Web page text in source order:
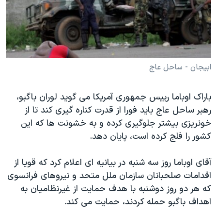
فرهنگ و زندگی
حقوق شهروندی
اقتصادی
گالری عکس
آرشیو پخش زنده
مستندها
انتخابات ریاست جمهوری آمریکا ۲۰۲۴
حمله جمهوری اسلامی به اسرائیل
اعتراضات زن، زندگی، آزادی
مجموعه مستندهای دادخواهی
تریبونال مردمی آبان ۹۸
چهل سال گروگان‌گیری
قانون شفافیت دارائی کادر رهبری ایران
اعتراضات مردمی آبان ۹۸
دنبال کنید
زبانهای مختلف
ابیجان - ساحل عاج
باراک اوباما رییس جمهوری آمریکا می گوید لوران باگبو،
رهبر ساحل عاج باید فورا از قدرت کناره گیری کند تا از
خونریزی بیشتر جلوگیری کرده و به خشونت ها که این
کشور را فلج کرده است، پایان دهد.
آقای اوباما روز سه شنبه در بیانیه ای اعلام کرد که قویا از
اقدامات صلحبانان سازمان ملل متحد و نیروهای فرانسوی
که هر دو روز دوشنبه با هدف حمایت از غیرنظامیان به
اهداف باگبو حمله کردند، حمایت می کند.